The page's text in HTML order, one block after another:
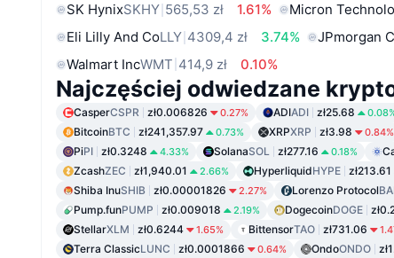
SK HynixSKHY 565,53 zł 1.61% Micron
Eli Lilly And CoLLY 4309,4 zł 3.74% JPmorgan
Walmart IncWMT 414,9 zł 0.10%
Najczęściej odwiedzane
CasperCSPR zł0.006826 0.27% ADIADI zł25.68
BitcoinBTC zł241,357.97 0.73% XRPXRP zł3.98 0.84%
PiPI zł0.3248 4.33% SolanaSOL zł277.16 0.18%
ZcashZEC zł1,940.01 2.66% HyperliquidHYPE zł213.61
Shiba InuSHIB zł0.00001826 2.27% Lorenzo Protocol
Pump.funPUMP zł0.009018 2.19% DogecoinDOGE
StellarXLM zł0.6244 1.65% BittensorTAO zł731.06
Terra ClassicLUNC zł0.0001866 0.64% OndoONDO